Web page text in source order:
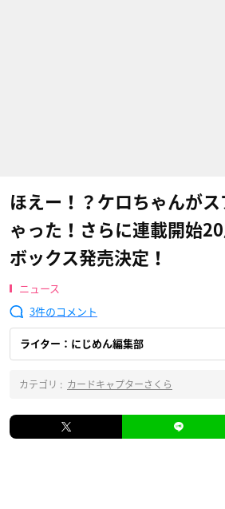
ほえー！？ケロちゃんが
ゃった！さらに連載開始
ボックス発売決定！
ニュース
3
ライター：にじめん編集部
カテゴリ : カードキャプターさくら